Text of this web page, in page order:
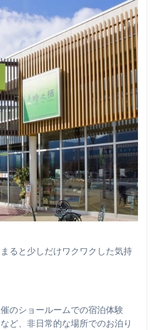
ると少しだけワクワクした気持
のショールームでの宿泊体験
ど、非日常的な場所でのお泊り